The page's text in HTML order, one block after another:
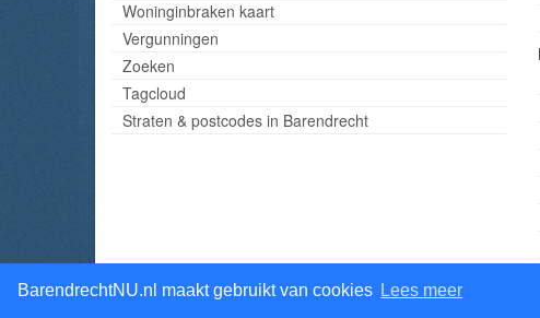
BarendrechtNU.nl maakt gebruikt van cookies Lees meer
Woninginbraken kaart
Vergunningen
Zoeken
Tagcloud
Straten & postcodes in Barendrecht